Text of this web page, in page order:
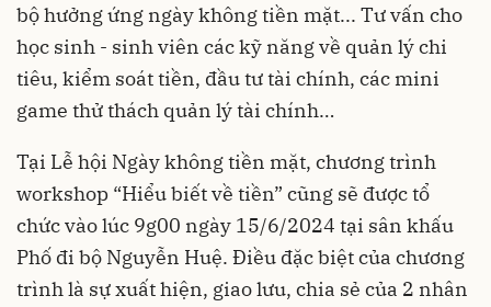
bộ hưởng ứng ngày không tiền mặt... Tư vấn cho
học sinh - sinh viên các kỹ năng về quản lý chi
tiêu, kiểm soát tiền, đầu tư tài chính, các mini
game thử thách quản lý tài chính…
Tại Lễ hội Ngày không tiền mặt, chương trình
workshop “Hiểu biết về tiền” cũng sẽ được tổ
chức vào lúc 9g00 ngày 15/6/2024 tại sân khấu
Phố đi bộ Nguyễn Huệ. Điều đặc biệt của chương
trình là sự xuất hiện, giao lưu, chia sẻ của 2 nhân